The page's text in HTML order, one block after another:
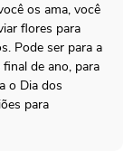
os ama, você
flores para
Pode ser para a
de ano, para
o Dia dos
para